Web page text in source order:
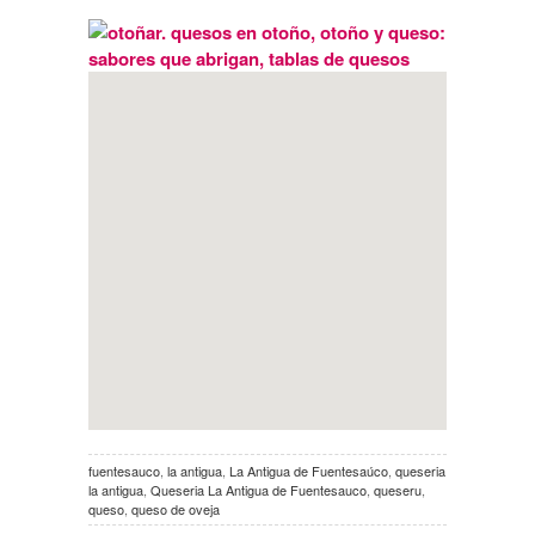
fuentesauco la antigua La Antigua de Fuentesaúco queseria
la antigua Queseria La Antigua de Fuentesauco queseru
queso queso de oveja